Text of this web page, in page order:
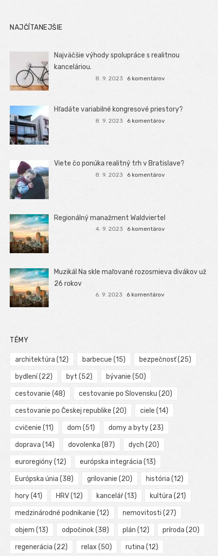
NAJČÍTANEJŠIE
Najväčšie výhody spolupráce s realitnou
kanceláriou.
8. 9. 2023 6 komentárov
Hľadáte variabilné kongresové priestory?
8. 9. 2023 6 komentárov
Viete čo ponúka realitný trh v Bratislave?
8. 9. 2023 6 komentárov
Regionálný manažment Waldviertel
4. 9. 2023 6 komentárov
Muzikál Na skle maľované rozosmieva divákov už
26 rokov
6. 9. 2023 6 komentárov
TÉMY
architektúra (12) barbecue (15) bezpečnosť(25)
bydlení(22) byt (52) bývanie (50)
cestovanie (48) cestovanie po Slovensku (20)
cestovanie po Českej republike (20) ciele (14)
cvičenie (11) dom (51) domy a byty(23)
doprava (14) dovolenka (87) dych (20)
euroregióny(12) európska integrácia (13)
Európska únia (38) grilovanie (20) história (12)
hory(41) HRV(12) kancelář(13) kultúra (21)
medzinárodné podnikanie (12) nemovitosti (27)
objem (13) odpočinok(38) plán (12) príroda (20)
regenerácia (22) relax (50) rutina (12)